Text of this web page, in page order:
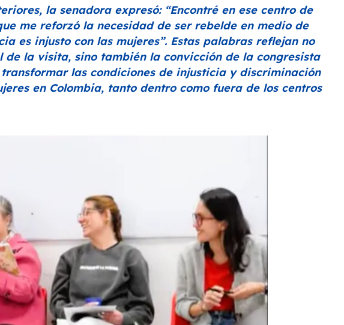
la senadora expresó: “Encontré en ese centro de
me reforzó la necesidad de ser rebelde en medio de
es injusto con las mujeres”. Estas palabras reflejan no
de la visita, sino también la convicción de la congresista
las condiciones de injusticia y discriminación
en Colombia, tanto dentro como fuera de los centros